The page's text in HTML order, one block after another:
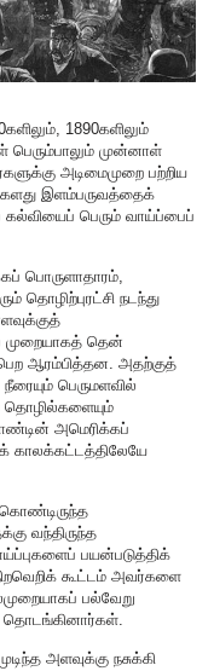
1890களிலும்
பெரும்பாலும் முன்னாள்
அடிமைமுறை பற்றிய
இளம்பருவத்தைக்
பெரும் வாய்ப்பைப்
பொருளாதாரம்,
தொழிற்புரட்சி நடந்து
முறையாகத் தென்
ஆரம்பித்தன. அதற்குத்
பெருமளவில்
தொழில்களையும்
அமெரிக்கப்
காலக்கட்டத்திலேயே
வந்திருந்த
பயன்படுத்திக்
கூட்டம் அவர்களை
பல்வேறு
தொடங்கினார்கள்.
அளவுக்கு நசுக்கி